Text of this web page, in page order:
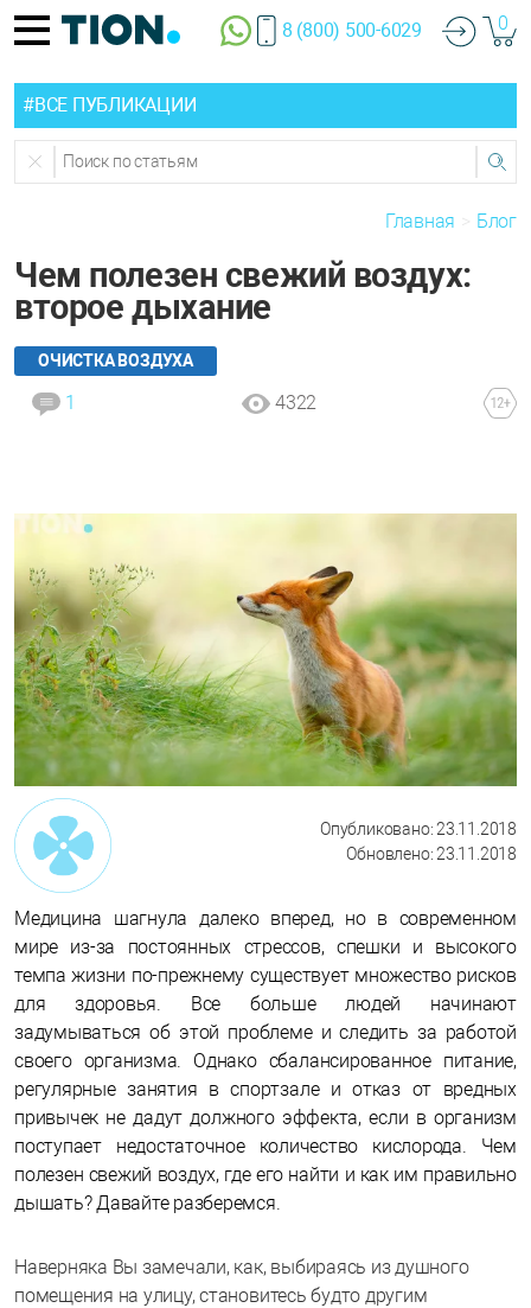
8 (800) 500-6029 0
#ВСЕ ПУБЛИКАЦИИ
Главная Блог
Чем полезен свежий воздух:
второе дыхание
ОЧИСТКА ВОЗДУХА
1 4322
Опубликовано: 23.11.2018
Обновлено: 23.11.2018
Медицина шагнула далеко вперед, но в современном
мире из-за постоянных стрессов, спешки и высокого
темпа жизни по-прежнему существует множество рисков
для здоровья. Все больше людей начинают
задумываться об этой проблеме и следить за работой
своего организма. Однако сбалансированное питание,
регулярные занятия в спортзале и отказ от вредных
привычек не дадут должного эффекта, если в организм
поступает недостаточное количество кислорода. Чем
полезен свежий воздух, где его найти и как им правильно
дышать? Давайте разберемся.
Наверняка Вы замечали, как, выбираясь из душного
помещения на улицу, становитесь будто другим